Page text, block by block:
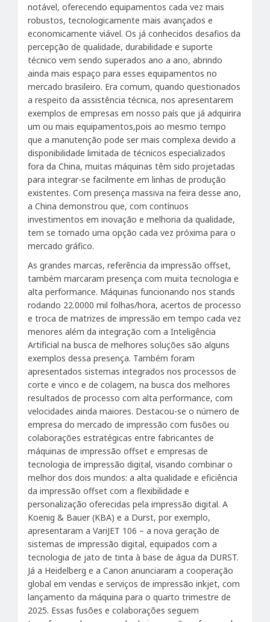
notável, oferecendo equipamentos cada vez mais
robustos, tecnologicamente mais avançados e
economicamente viável. Os já conhecidos desafios da
percepção de qualidade, durabilidade e suporte
técnico vem sendo superados ano a ano, abrindo
ainda mais espaço para esses equipamentos no
mercado brasileiro. Era comum, quando questionados
a respeito da assistência técnica, nos apresentarem
exemplos de empresas em nosso país que já adquirira
um ou mais equipamentos,pois ao mesmo tempo
que a manutenção pode ser mais complexa devido a
disponibilidade limitada de técnicos especializados
fora da China, muitas máquinas têm sido projetadas
para integrar-se facilmente em linhas de produção
existentes. Com presença massiva na feira desse ano,
a China demonstrou que, com contínuos
investimentos em inovação e melhoria da qualidade,
tem se tornado uma opção cada vez próxima para o
mercado gráfico.
As grandes marcas, referência da impressão offset,
também marcaram presença com muita tecnologia e
alta performance. Máquinas funcionando nos stands
rodando 22.0000 mil folhas/hora, acertos de processo
e troca de matrizes de impressão em tempo cada vez
menores além da integração com a Inteligência
Artificial na busca de melhores soluções são alguns
exemplos dessa presença. Também foram
apresentados sistemas integrados nos processos de
corte e vinco e de colagem, na busca dos melhores
resultados de processo com alta performance, com
velocidades ainda maiores. Destacou-se o número de
empresa do mercado de impressão com fusões ou
colaborações estratégicas entre fabricantes de
máquinas de impressão offset e empresas de
tecnologia de impressão digital, visando combinar o
melhor dos dois mundos: a alta qualidade e eficiência
da impressão offset com a flexibilidade e
personalização oferecidas pela impressão digital. A
Koenig & Bauer (KBA) e a Durst, por exemplo,
apresentaram a VariJET 106 – a nova geração de
sistemas de impressão digital, equipados com a
tecnologia de jato de tinta à base de água da DURST.
Já a Heidelberg e a Canon anunciaram a cooperação
global em vendas e serviços de impressão inkjet, com
lançamento da máquina para o quarto trimestre de
2025. Essas fusões e colaborações seguem